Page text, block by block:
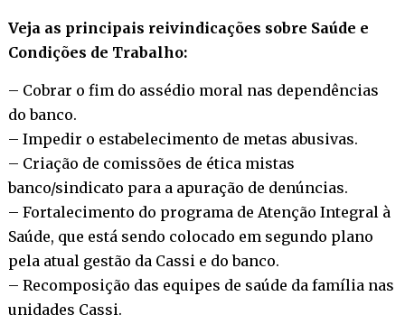
Veja as principais reivindicações sobre Saúde e
Condições de Trabalho:
– Cobrar o fim do assédio moral nas dependências
do banco.
– Impedir o estabelecimento de metas abusivas.
– Criação de comissões de ética mistas
banco/sindicato para a apuração de denúncias.
– Fortalecimento do programa de Atenção Integral à
Saúde, que está sendo colocado em segundo plano
pela atual gestão da Cassi e do banco.
– Recomposição das equipes de saúde da família nas
unidades Cassi.